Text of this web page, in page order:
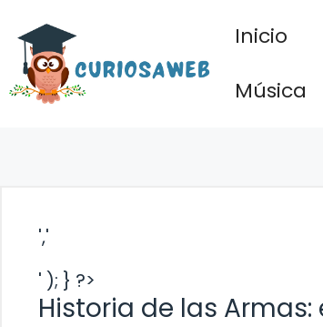
contenido
Inicio
Música
','
' ); } ?>
Historia de las